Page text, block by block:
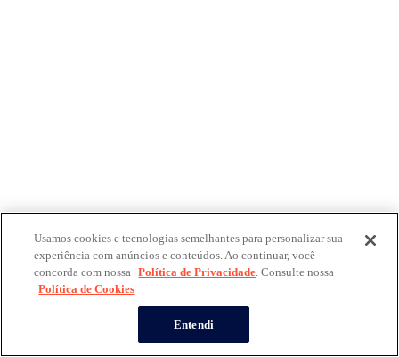
Usamos cookies e tecnologias semelhantes para personalizar sua
experiência com anúncios e conteúdos. Ao continuar, você
concorda com nossa Política de Privacidade. Consulte nossa
Política de Cookies
Entendi